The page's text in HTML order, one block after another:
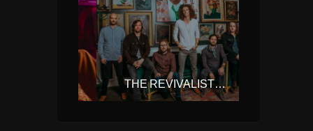
THE REVIVALISTS – WISH I KNEW YOU